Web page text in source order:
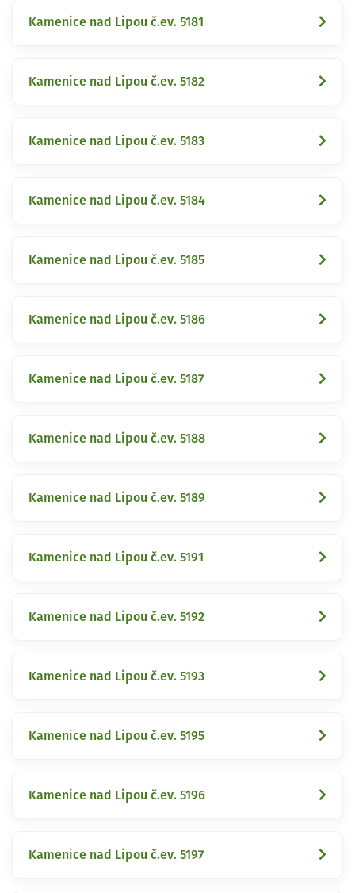
Kamenice nad Lipou č.ev. 5181
Kamenice nad Lipou č.ev. 5182
Kamenice nad Lipou č.ev. 5183
Kamenice nad Lipou č.ev. 5184
Kamenice nad Lipou č.ev. 5185
Kamenice nad Lipou č.ev. 5186
Kamenice nad Lipou č.ev. 5187
Kamenice nad Lipou č.ev. 5188
Kamenice nad Lipou č.ev. 5189
Kamenice nad Lipou č.ev. 5191
Kamenice nad Lipou č.ev. 5192
Kamenice nad Lipou č.ev. 5193
Kamenice nad Lipou č.ev. 5195
Kamenice nad Lipou č.ev. 5196
Kamenice nad Lipou č.ev. 5197